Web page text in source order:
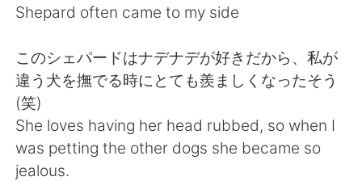
한국어 Русский
Indonesia
Türkçe Tiếng Việt
Shepard often came to my side
このシェパードはナデナデが好きだから、私が
違う犬を撫でる時にとても羨ましくなったそう
(笑)
She loves having her head rubbed, so when I
was petting the other dogs she became so
jealous.